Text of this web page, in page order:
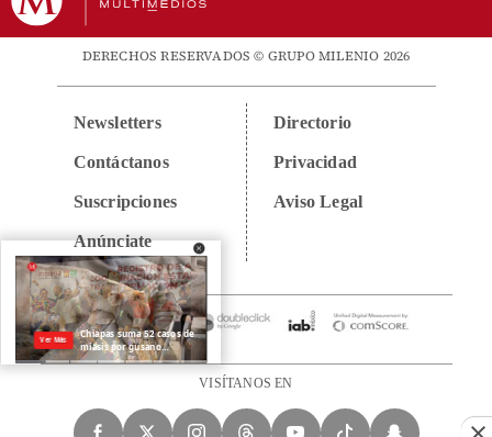
DERECHOS RESERVADOS © GRUPO MILENIO 2026
Newsletters
Contáctanos
Suscripciones
Anúnciate
Directorio
Privacidad
Aviso Legal
VISÍTANOS EN